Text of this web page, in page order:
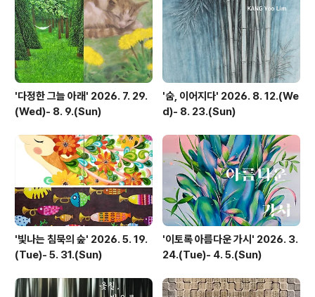
머물지 않고, 서로를 향해 스며들며 하나의 유기적 형상을
이룬다. 분리되어 있던 요소들은 자연스럽게 결합하며, 어..
'다정한 그늘 아래' 2026. 7. 29.
(Wed)- 8. 9.(Sun)
'숨, 이어지다' 2026. 8. 12.(We
d)- 8. 23.(Sun)
'빛나는 침묵의 숲' 2026. 5. 19.
(Tue)- 5. 31.(Sun)
'이토록 아름다운 가시' 2026. 3.
24.(Tue)- 4. 5.(Sun)